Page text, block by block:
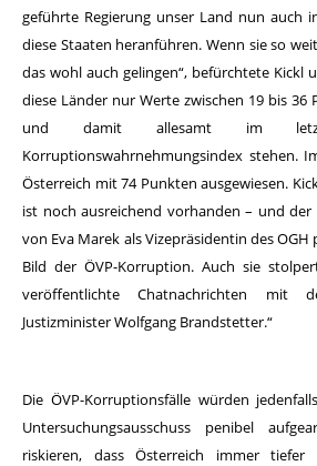
geführte Regierung unser Land nun auch
diese Staaten heranführen. Wenn sie so
das wohl auch gelingen“, befürchtete Kickl
diese Länder nur Werte zwischen 19 bis 36
und damit allesamt im
Korruptionswahrnehmungsindex stehen.
Österreich mit 74 Punkten ausgewiesen.
ist noch ausreichend vorhanden – und
von Eva Marek als Vizepräsidentin des
Bild der ÖVP-Korruption. Auch sie
veröffentlichte Chatnachrichten mit
Justizminister Wolfgang Brandstetter.“
Die ÖVP-Korruptionsfälle würden
Untersuchungsausschuss penibel
riskieren, dass Österreich immer